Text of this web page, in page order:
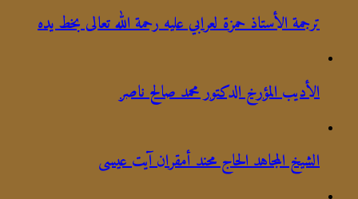
ترجمة الأستاذ حمزة لعرابي عليه رحمة الله تعالى بخط يده
الأديب المؤرخ الدكتور محمد صالح ناصر
الشيخ المجاهد الحاج محند أمقران آيت عيسى